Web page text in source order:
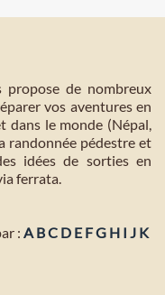
propose de nombreux
vos aventures en
dans le monde (Népal,
randonnée pédestre et
idées de sorties en
ferrata.
: A BC D E FG H I J K